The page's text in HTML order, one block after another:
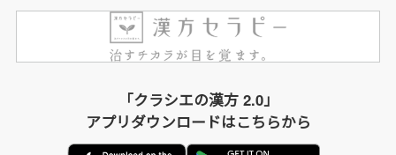
「クラシエの漢方 2.0」
アプリダウンロードはこちらから